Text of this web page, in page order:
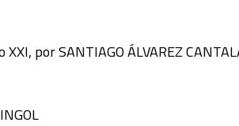
por SANTIAGO ÁLVAREZ